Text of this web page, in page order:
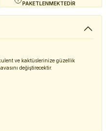
PAKETLENMEKTEDİR
ve kaktüslerinize güzellik
değiştirecektir.